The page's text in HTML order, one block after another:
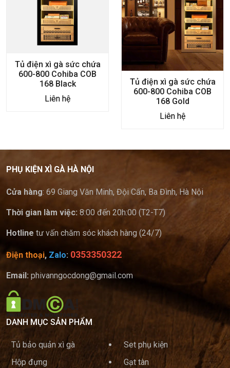
Tủ điện xì gà sức chứa
600-800 Cohiba COB
168 Black
Liên hệ
Tủ điện xì gà sức chứa
600-800 Cohiba COB
168 Gold
Liên hệ
PHỤ KIỆN XÌ GÀ HÀ NỘI
Cửa hàng: 69 Giang Văn Minh, Đội Cấn, Ba Đình, Hà Nội
Thời gian làm việc: 8:00 đến 20h:00 (T2-T7)
Hotline tư vấn chăm sóc khách hàng (24/7)
Điện thoại, Zalo: 0353350322
Email: phivanngocdong@gmail.com
DANH MỤC SẢN PHẨM
Tủ bảo quản xì gà
Set phụ kiện
Hộp đựng
Gạt tàn